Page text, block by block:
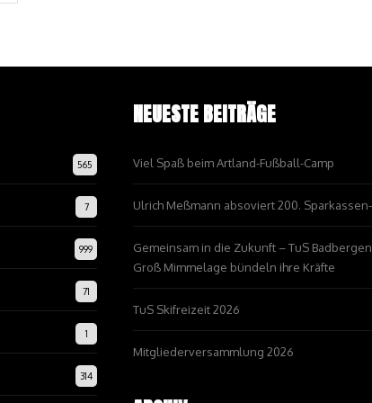
565
7
999
71
1
314
NEUESTE BEITRÄGE
Viel Spaß beim Artland-Fußball-Camp
Ulrich Meßmann absoviert 200.
Gemeinsam in die Zukunft – TuS
Groß Mimmelage bündeln ihre Kräfte
TuS Skifreizeit 2026
Mitgliederversammlung 2026